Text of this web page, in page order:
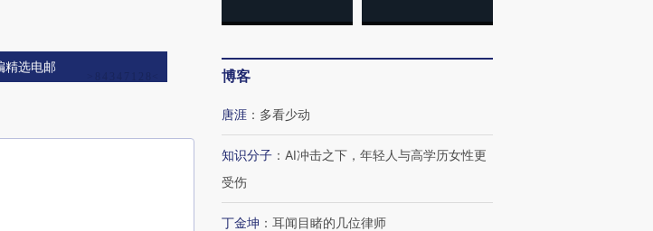
精选电邮 博客
唐涯 ： 多看少动
知识分子 ： AI冲击之下，年轻人与高学历女性更
受伤
丁金坤 ： 耳闻目睹的几位律师